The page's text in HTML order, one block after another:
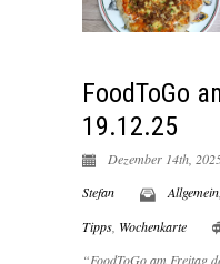
FoodToGo
19.12.25
Dezember 14th,
Stefan
Allgemein,
Tipps Wochenkarte
“FoodToGo am Freitag